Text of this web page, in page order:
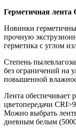
Герметичная
Новинки
прочную
герметика с углом
Степень
без ограничений на
повышенной
Лента обеспечивает
цветопередачи
Можно выбрать
дневным белым